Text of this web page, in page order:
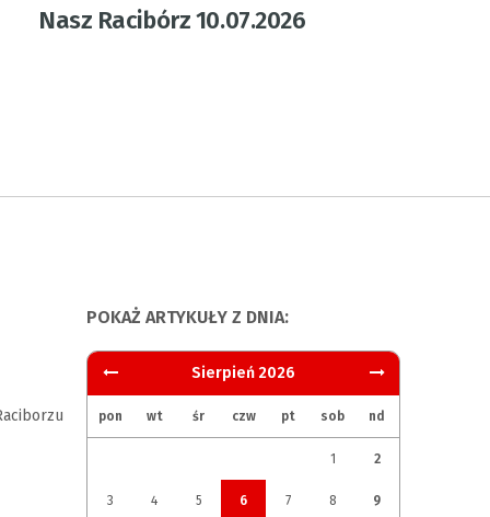
Nasz Racibórz 10.07.2026
POKAŻ ARTYKUŁY Z DNIA:
Sierpień 2026
pon wt śr czw pt sob nd
1 2
3 4 5 6 7 8 9